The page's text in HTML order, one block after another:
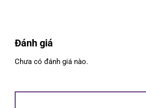
Đánh giá
Chưa có đánh giá nào.